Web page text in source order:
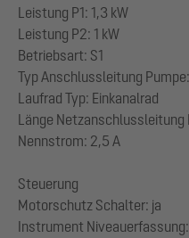
Leistung P1: 1,3 kW
Leistung P2: 1 kW
Betriebsart: S1
Typ Anschlussleitung
Laufrad Typ: Einkanalrad
Länge Netzanschlussleitung
Nennstrom: 2,5 A
Steuerung
Motorschutz Schalter: ja
Instrument